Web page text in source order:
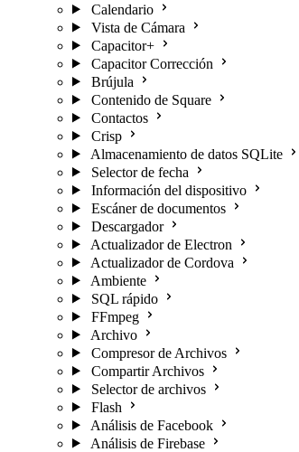
Calendario
Vista de Cámara
Capacitor+
Capacitor Corrección
Brújula
Contenido de Square
Contactos
Crisp
Almacenamiento de datos SQLite
Selector de fecha
Información del dispositivo
Escáner de documentos
Descargador
Actualizador de Electron
Actualizador de Cordova
Ambiente
SQL rápido
FFmpeg
Archivo
Compresor de Archivos
Compartir Archivos
Selector de archivos
Flash
Análisis de Facebook
Análisis de Firebase